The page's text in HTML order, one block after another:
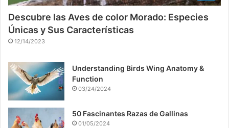
Descubre las Aves de color Morado: Especies
Únicas y Sus Características
12/14/2023
Understanding Birds Wing Anatomy &
Function
03/24/2024
50 Fascinantes Razas de Gallinas
01/05/2024